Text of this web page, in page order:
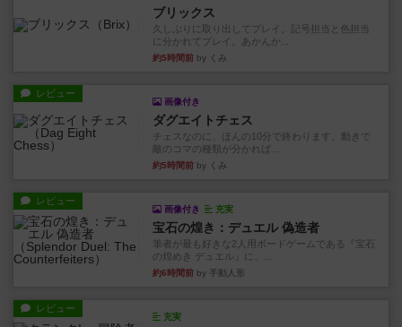
ブリックス
久しぶりに取り出してプレイ。記号担当と色担当
に分かれてプレイ。あかんか...
約5時間前 by くみ
レビュー
画像付き
ダグエイトチェス
チェスなのに、ほんの10分で終わります。動きで
敵のコマの種類が分かれば...
約5時間前 by くみ
レビュー
画像付き 充実
宝石の煌き：デュエル 偽造者
筆者が最も好きな2人用ボードゲームである『宝石
の煌めき デュエル』に、...
約6時間前 by 手動人形
レビュー
充実